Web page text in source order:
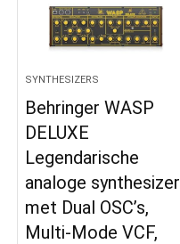
SYNTHESIZERS
Behringer WASP
DELUXE
Legendarische
analoge synthesizer
met Dual OSC’s,
Multi-Mode VCF,